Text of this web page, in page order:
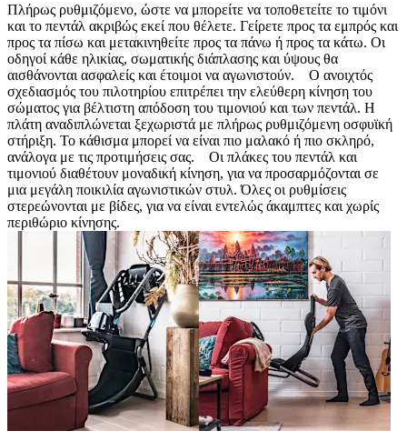
Πλήρως ρυθμιζόμενο, ώστε να μπορείτε να τοποθετείτε το τιμόνι
και το πεντάλ ακριβώς εκεί που θέλετε. Γείρετε προς τα εμπρός και
προς τα πίσω και μετακινηθείτε προς τα πάνω ή προς τα κάτω. Οι
οδηγοί κάθε ηλικίας, σωματικής διάπλασης και ύψους θα
αισθάνονται ασφαλείς και έτοιμοι να αγωνιστούν. Ο ανοιχτός
σχεδιασμός του πιλοτηρίου επιτρέπει την ελεύθερη κίνηση του
σώματος για βέλτιστη απόδοση του τιμονιού και των πεντάλ. Η
πλάτη αναδιπλώνεται ξεχωριστά με πλήρως ρυθμιζόμενη οσφυϊκή
στήριξη. Το κάθισμα μπορεί να είναι πιο μαλακό ή πιο σκληρό,
ανάλογα με τις προτιμήσεις σας. Οι πλάκες του πεντάλ και
τιμονιού διαθέτουν μοναδική κίνηση, για να προσαρμόζονται σε
μια μεγάλη ποικιλία αγωνιστικών στυλ. Όλες οι ρυθμίσεις
στερεώνονται με βίδες, για να είναι εντελώς άκαμπτες και χωρίς
περιθώριο κίνησης.